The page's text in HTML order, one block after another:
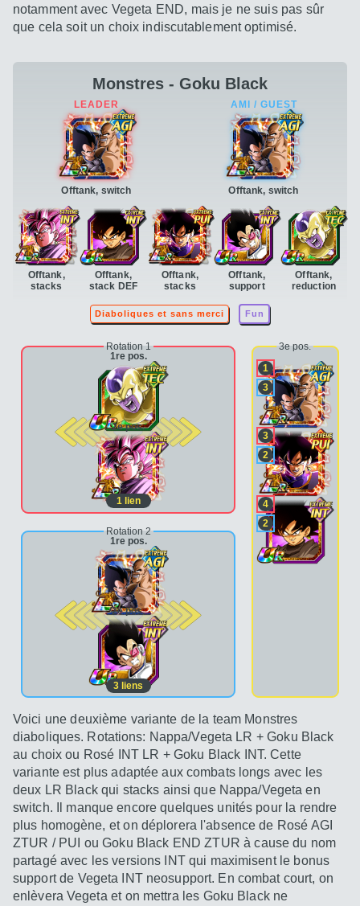
notamment avec Vegeta END, mais je ne suis pas sûr
que cela soit un choix indiscutablement optimisé.
Monstres - Goku Black
Offtank, switch
Offtank,
stacks
Offtank,
stack DEF
Offtank,
stacks
Offtank,
support
Offtank,
reduction
Offtank, switch
Diaboliques et sans merci Fun
Rotation 1
1re pos.
2e pos.
1lien
Rotation 2
1re pos.
2e pos.
3 liens
3e pos.
1
3
3
2
4
2
Voici une deuxième variante de la team Monstres
diaboliques. Rotations: Nappa/Vegeta LR + Goku Black
au choix ou Rosé INT LR + Goku Black INT. Cette
variante est plus adaptée aux combats longs avec les
deux LR Black qui stacks ainsi que Nappa/Vegeta en
switch. Il manque encore quelques unités pour la rendre
plus homogène, et on déplorera l'absence de Rosé AGI
ZTUR / PUI ou Goku Black END ZTUR à cause du nom
partagé avec les versions INT qui maximisent le bonus
support de Vegeta INT neosupport. En combat court, on
enlèvera Vegeta et on mettra les Goku Black ne